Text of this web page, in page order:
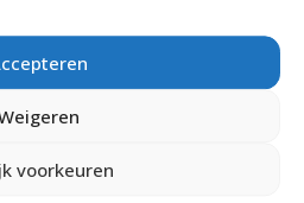
voorkeuren
met Mindfuck